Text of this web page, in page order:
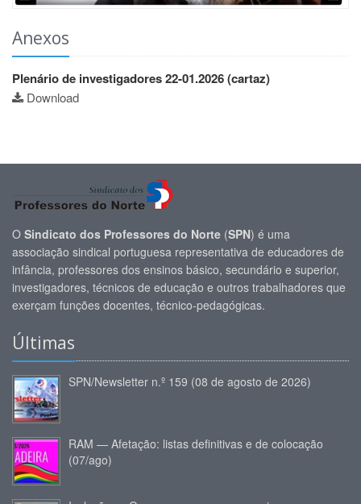
Anexos
Plenário de investigadores 22-01.2026 (cartaz)
Download
O Sindicato dos Professores do Norte (SPN) é uma
associação sindical portuguesa representativa de educadores de
infância, professores dos ensinos básico, secundário e superior,
investigadores, técnicos de educação e outros trabalhadores que
exerçam funções docentes, técnico-pedagógicas.
Últimas
SPN/Newsletter n.º 159 (08 de agosto de 2026)
RAM — Afetação: listas definitivas e de colocação
(07/ago)